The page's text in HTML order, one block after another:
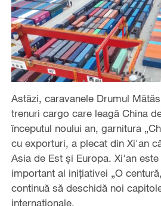
Astăzi, caravanele Drumul
trenuri cargo care leagă China
începutul noului an, garnitura
cu exporturi, a plecat din Xi'an
Asia de Est și Europa. Xi'an
important al inițiativei „O
continuă să deschidă noi
internaționale.